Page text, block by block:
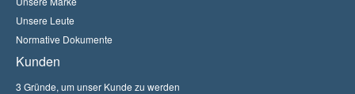
Unsere Leute
Normative Dokumente
Kunden
3 Gründe, um unser Kunde zu werden